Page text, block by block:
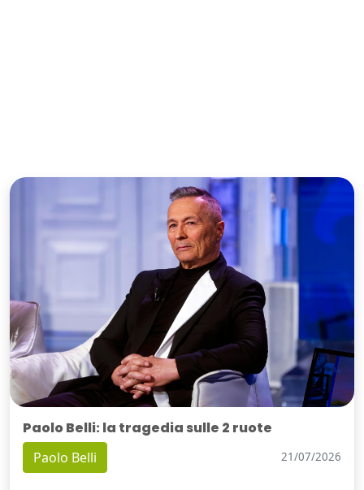
Paolo Belli: la tragedia sulle 2 ruote
Paolo Belli 21/07/2026